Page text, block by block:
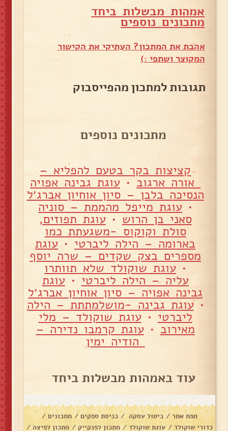
אמהות מבשלות ביחד
מתכונים נוספים
אהבת את המתכון? העתיקי את הקישור
המקוצר ושתפי :)
תגובות למתכון מהפייסבוק
מתכונים נוספים
קציצות בקר בטעם להפליא –
אורה ארגוב • עוגת גבינה אפויה
הנסיכה בלבן – סיון אוחיון אברג׳ל
• עוגת מייפל מהממת – סוניה
סאני בן הרוש •עוגת תפוזים,
סולת וקוקוס -משגעתת כמו
בארומה – הילה ליברטי • עוגת
מספרים בצק שקדים – שרה יוסף
• עוגת שוקולד שלא תוותרו
עליה – הילה ליברטי •עוגת
גבינה אפויה – סיון אוחיון אברג׳ל
•עוגת גבינה -מושלמתתת – הילה
ליברטי •עוגת שוקולד – מלי
מאירוב •עוגת קרמבו נדירה –
הודיה ימין
עוד באמהות מבשלות ביחד
מפת אתר/ ביטול עסקה/ כניסת ספקים/ מתכונים /
כדורי שוקולד / עוגת שוקולד / מתכון לפנקייק / מתכון לפיצה/